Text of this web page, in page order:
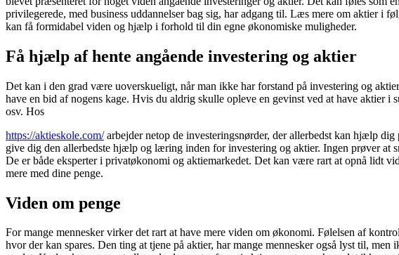
privilegerede, med business uddannelser bag sig, har adgang til. Læs mere om aktier i
kan få formidabel viden og hjælp i forhold til din egne økonomiske muligheder.
Få hjælp af hente angående investering og aktier
Det kan i den grad være uoverskueligt, når man ikke har forstand på investering og
have en bid af nogens kage. Hvis du aldrig skulle opleve en gevinst ved at have aktier i
osv. Hos
https://aktieskole.com/arbejder netop de investeringsnørder, der allerbedst kan hjælp dig
give dig den allerbedste hjælp og læring inden for investering og aktier. Ingen prøver at
De er både eksperter i privatøkonomi og aktiemarkedet. Det kan være rart at opnå lidt
mere med dine penge.
Viden om penge
For mange mennesker virker det rart at have mere viden om økonomi. Følelsen af
hvor der kan spares. Den ting at tjene på aktier, har mange mennesker også lyst til, men